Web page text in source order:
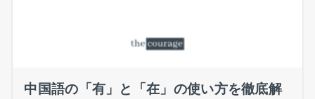
中国語の「有」と「在」の使い方を徹底解